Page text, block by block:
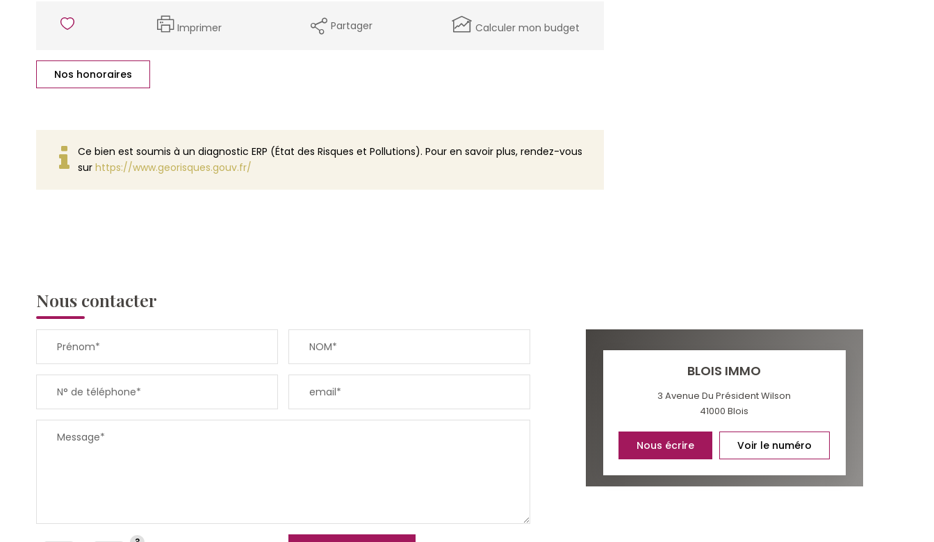
Imprimer Partager Calculer mon budget
Nos honoraires
Ce bien est soumis à un diagnostic ERP (État des Risques et Pollutions). Pour en savoir plus, rendez-vous
sur https://www.georisques.gouv.fr/
Nous contacter
Prénom* NOM*
N° de téléphone* email*
Message*
BLOIS IMMO
3 Avenue Du Président Wilson
41000Blois
Nous écrire Voir le numéro